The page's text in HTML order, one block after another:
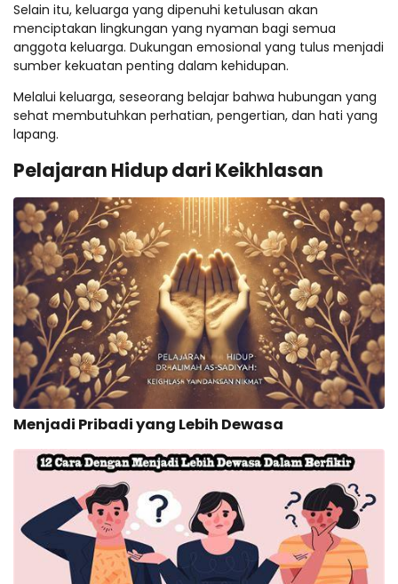
Selain itu, keluarga yang dipenuhi ketulusan akan
menciptakan lingkungan yang nyaman bagi semua
anggota keluarga. Dukungan emosional yang tulus menjadi
sumber kekuatan penting dalam kehidupan.
Melalui keluarga, seseorang belajar bahwa hubungan yang
sehat membutuhkan perhatian, pengertian, dan hati yang
lapang.
Pelajaran Hidup dari Keikhlasan
Menjadi Pribadi yang Lebih Dewasa